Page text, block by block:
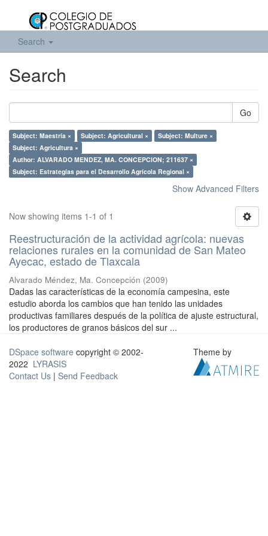
Search
Search
Go
Subject: Maestría × Subject: Agricultural ×
Subject: Multure ×
Subject: Agricultura ×
Author: ALVARADO MENDEZ, MA. CONCEPCION; 211637 ×
Subject: Estrategías para el Desarrollo Agrícola Regional ×
Show Advanced Filters
Now showing items 1-1 of 1
Reestructuración de la actividad agrícola: nuevas
relaciones rurales en la comunidad de San Mateo
Ayecac, estado de Tlaxcala
Alvarado Méndez, Ma. Concepción (2009)
Dadas las características de la economía campesina, este
estudio aborda los cambios que han tenido las unidades
productivas familiares después de la política de ajuste estructural,
los productores de granos básicos del sur ...
DSpace software copyright © 2002-
2022 LYRASIS
Contact Us | Send Feedback
Theme by